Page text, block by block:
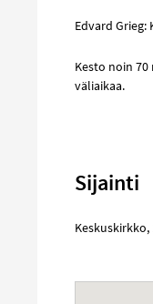
Edvard
Kesto noin
väliaikaa.
Sijainti
Keskuskirkko,